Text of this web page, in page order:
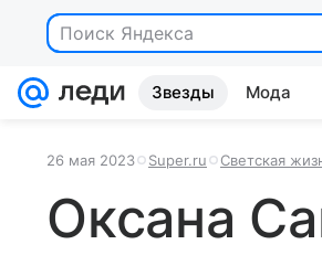
Поиск Яндекса
Звезды Мода
26 мая 2023 Super.ru Светская
Оксана